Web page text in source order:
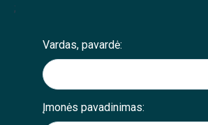
;
Vardas, pavardė:
Įmonės pavadinimas: